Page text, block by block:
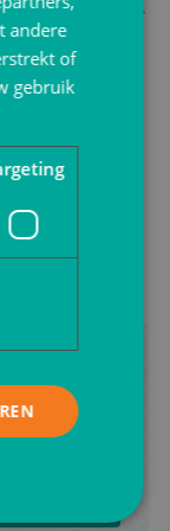
beter voor
met een
weten? U
van
product?
andere
of
gebruik